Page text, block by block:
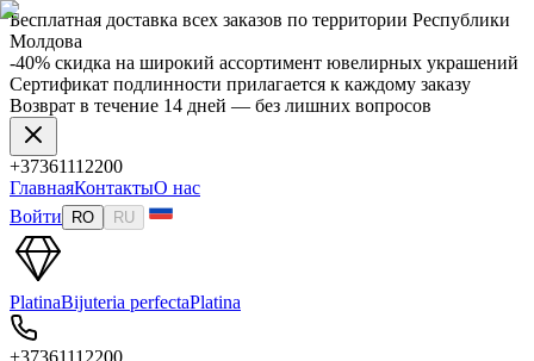
Бесплатная доставка всех заказов по территории Республики
Молдова
-40% скидка на широкий ассортимент ювелирных украшений
Сертификат подлинности прилагается к каждому заказу
Возврат в течение 14 дней — без лишних вопросов
+37361112200
ГлавнаяКонтактыО нас
Войти
RO RU
PlatinaBijuteria perfectaPlatina
+37361112200